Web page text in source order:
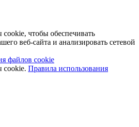
чтобы обеспечивать
веб-сайта и анализировать сетевой
файлов cookie
cookie. Правила использования